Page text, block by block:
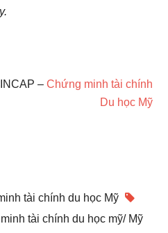
– Chứng minh tài chính
Du học Mỹ
tài chính du học Mỹ
tài chính du học mỹ/ Mỹ